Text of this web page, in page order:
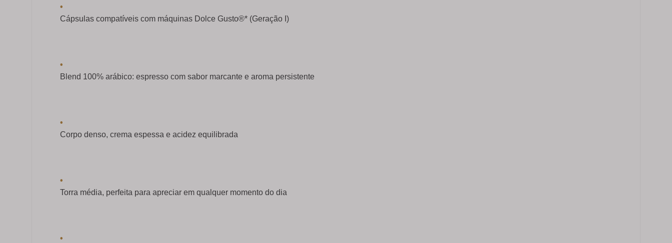
•
Cápsulas compatíveis com máquinas Dolce Gusto®* (Geração I)
•
Blend 100% arábico: espresso com sabor marcante e aroma persistente
•
Corpo denso, crema espessa e acidez equilibrada
•
Torra média, perfeita para apreciar em qualquer momento do dia
•